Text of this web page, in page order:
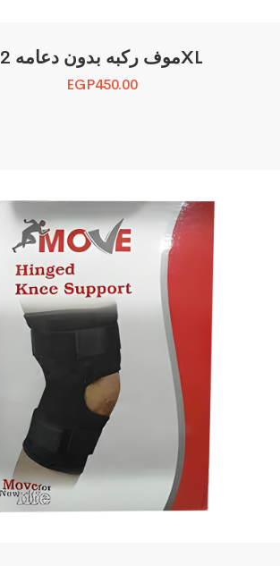
موف ركبه بدون دعامه 2XL
EGP450.00